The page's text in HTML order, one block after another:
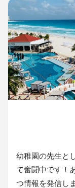
幼稚園の先生と
て奮闘中です！
つ情報を発信し